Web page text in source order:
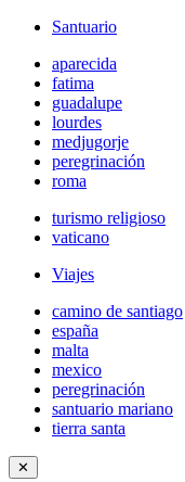
Santuario
aparecida
fatima
guadalupe
lourdes
medjugorje
peregrinación
roma
turismo religioso
vaticano
Viajes
camino de santiago
españa
malta
mexico
peregrinación
santuario mariano
tierra santa
✕